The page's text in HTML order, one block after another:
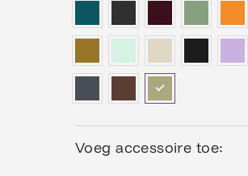
Voeg accessoire toe: